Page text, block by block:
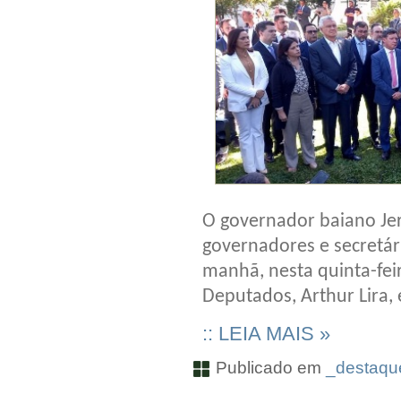
O governador baiano
governadores e
manhã, nesta quinta-
Deputados, Arthur Lira,
:: LEIA MAIS »
Publicado em